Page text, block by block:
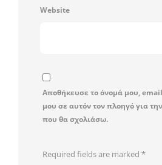
Website
Αποθήκευσε το όνομά μου,
μου σε αυτόν τον πλοηγό για
που θα σχολιάσω.
Required fields are marked *